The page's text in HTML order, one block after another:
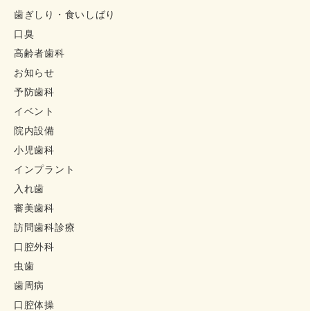
歯ぎしり・食いしばり
口臭
高齢者歯科
お知らせ
予防歯科
イベント
院内設備
小児歯科
インプラント
入れ歯
審美歯科
訪問歯科診療
口腔外科
虫歯
歯周病
口腔体操